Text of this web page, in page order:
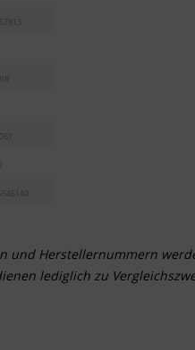
und Herstellernummern
lediglich zu